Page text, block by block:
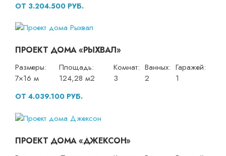
ОТ 3.204.500 РУБ.
ПРОЕКТ ДОМА «РЫХВАЛ»
Размеры:
7×16 м
Площадь:
124,28 м2
Комнат:
3
Ванных:
2
Гаражей:
1
ОТ 4.039.100 РУБ.
ПРОЕКТ ДОМА «ДЖЕКСОН»